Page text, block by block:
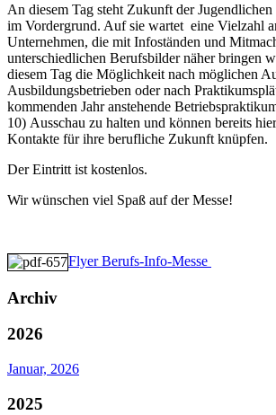
An diesem Tag steht Zukunft der Jugendlichen
im Vordergrund. Auf sie wartet eine Vielzahl
Unternehmen, die mit Infoständen und
unterschiedlichen Berufsbilder näher bringen
diesem Tag die Möglichkeit nach möglichen
Ausbildungsbetrieben oder nach
kommenden Jahr anstehende
10) Ausschau zu halten und können bereits
Kontakte für ihre berufliche Zukunft knüpfen.
Der Eintritt ist kostenlos.
Wir wünschen viel Spaß auf der Messe!
Flyer Berufs-Info-Messe
Archiv
2026
Januar, 2026
2025